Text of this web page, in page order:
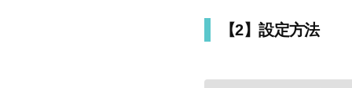
【2】設定方法